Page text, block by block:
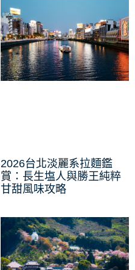
2026台北淡麗系拉麵鑑
賞：長生塩人與勝王純粹
甘甜風味攻略